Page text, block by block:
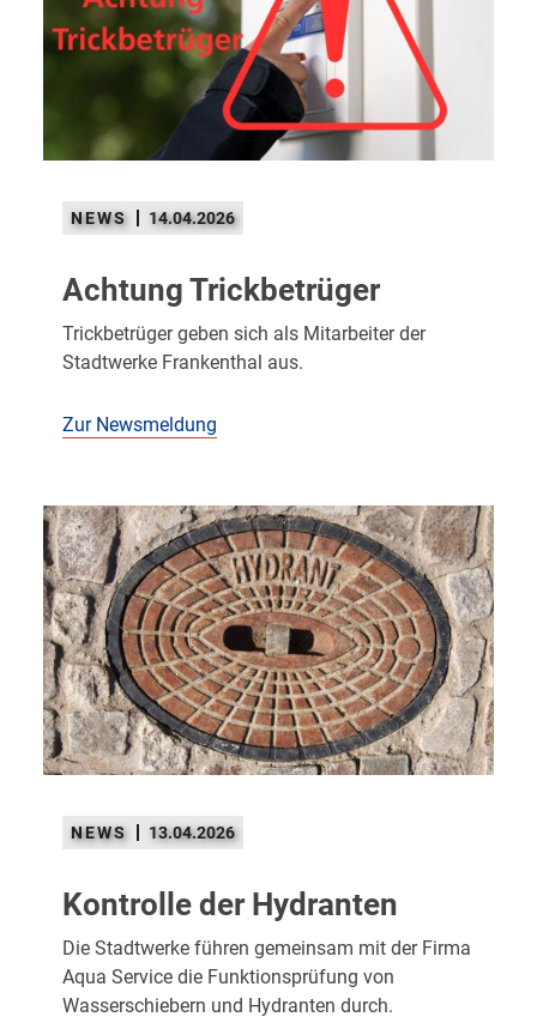
Achtung Trickbetrüger
Trickbetrüger geben sich als Mitarbeiter der
Stadtwerke Frankenthal aus.
14.04.2026
Zur Newsmeldung
Kontrolle der Hydranten
Die Stadtwerke führen gemeinsam mit der Firma
Aqua Service die Funktionsprüfung von
Wasserschiebern und Hydranten durch.
13.04.2026